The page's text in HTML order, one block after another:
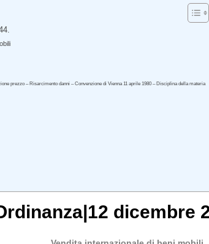
prezzo – Risarcimento danni – Convenzione di Vienna 11 aprile 1980 – Disciplina della materia
dicembre